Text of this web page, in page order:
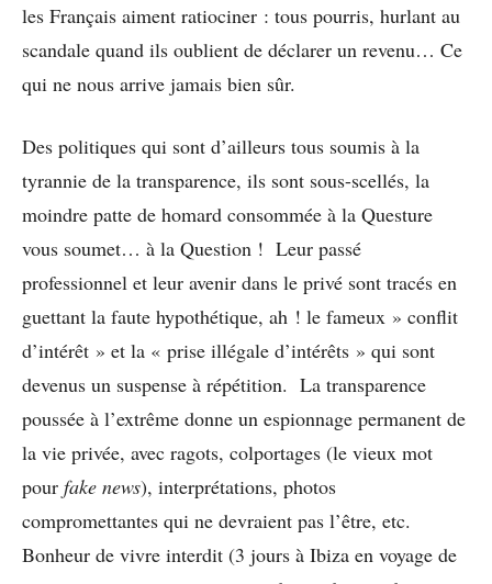
les Français aiment ratiociner : tous pourris, hurlant au
scandale quand ils oublient de déclarer un revenu… Ce
qui ne nous arrive jamais bien sûr.
Des politiques qui sont d’ailleurs tous soumis à la
tyrannie de la transparence, ils sont sous-scellés, la
moindre patte de homard consommée à la Questure
vous soumet… à la Question ! Leur passé
professionnel et leur avenir dans le privé sont tracés en
guettant la faute hypothétique, ah ! le fameux » conflit
d’intérêt » et la « prise illégale d’intérêts » qui sont
devenus un suspense à répétition. La transparence
poussée à l’extrême donne un espionnage permanent de
la vie privée, avec ragots, colportages (le vieux mot
pour fake news), interprétations, photos
compromettantes qui ne devraient pas l’être, etc.
Bonheur de vivre interdit (3 jours à Ibiza en voyage de